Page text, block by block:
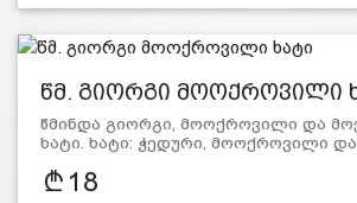
წმ. გიორგი მოოქროვილი
წმინდა გიორგი, მოოქროვილი და
ხატი. ხატი: ჭედური, მოოქროვილი
18